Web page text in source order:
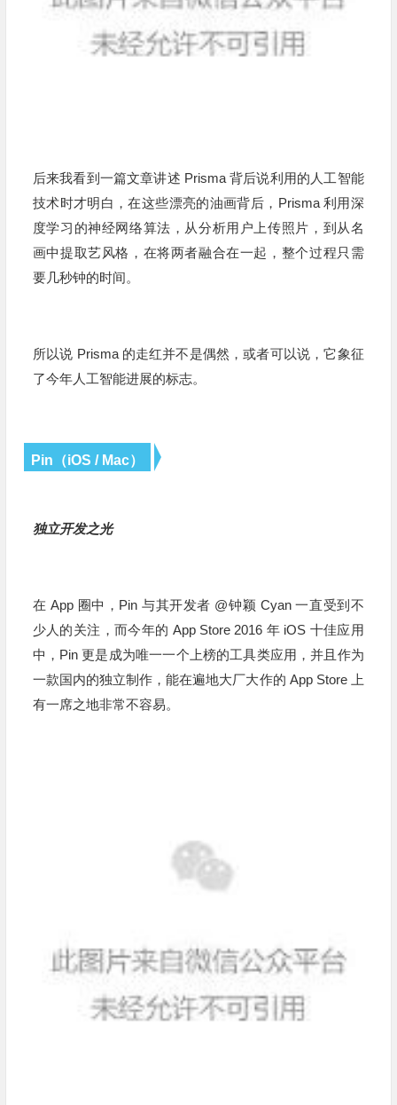
后来我看到一篇文章讲述 Prisma 背后说利用的人工智能
技术时才明白，在这些漂亮的油画背后，Prisma 利用深
度学习的神经网络算法，从分析用户上传照片，到从名
画中提取艺风格，在将两者融合在一起，整个过程只需
要几秒钟的时间。
所以说 Prisma 的走红并不是偶然，或者可以说，它象征
了今年人工智能进展的标志。
Pin（iOS / Mac）
独立开发之光
在 App 圈中，Pin 与其开发者 @钟颖 Cyan 一直受到不
少人的关注，而今年的 App Store 2016 年 iOS 十佳应用
中，Pin 更是成为唯一一个上榜的工具类应用，并且作为
一款国内的独立制作，能在遍地大厂大作的 App Store 上
有一席之地非常不容易。